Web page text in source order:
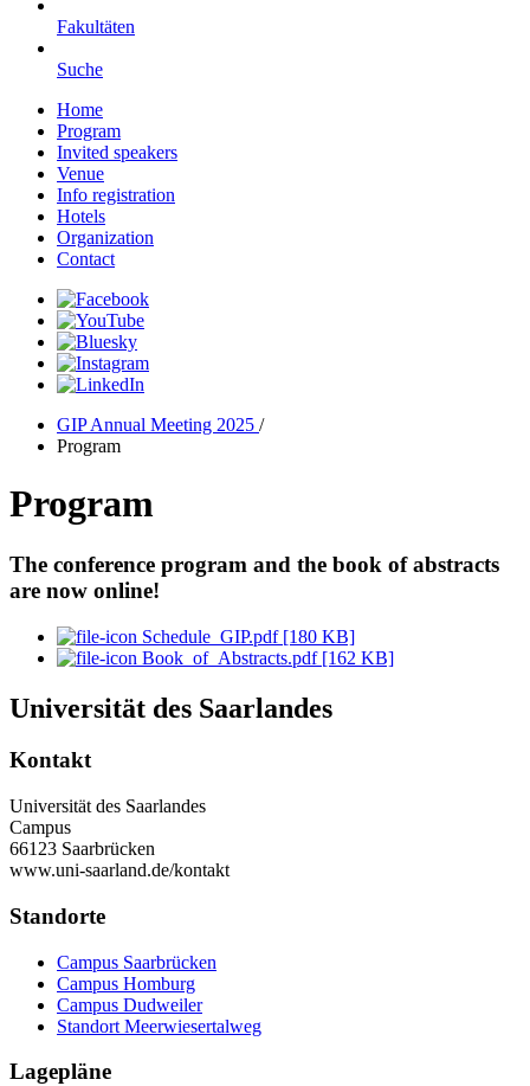
Fakultäten
Suche
Home
Program
Invited speakers
Venue
Info registration
Hotels
Organization
Contact
GIP Annual Meeting 2025 /
Program
Program
The conference program and the book of abstracts
are now online!
Schedule_GIP.pdf [180 KB]
Book_of_Abstracts.pdf [162 KB]
Universität des Saarlandes
Kontakt
Universität des Saarlandes
Campus
66123 Saarbrücken
www.uni-saarland.de/kontakt
Standorte
Campus Saarbrücken
Campus Homburg
Campus Dudweiler
Standort Meerwiesertalweg
Lagepläne